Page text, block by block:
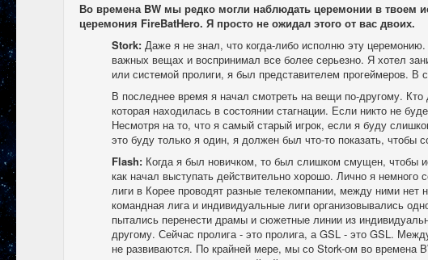
Во времена BW мы редко могли наблюдать церемонии в твоем
церемония FireBatHero. Я просто не ожидал этого от вас двоих.
Stork:Даже я не знал, что когда-либо исполню эту
важных вещах и воспринимал все более серьезно. Я хотел
или системой пролиги, я был представителем прогеймеров. В
В последнее время я начал смотреть на вещи по-другому.
которая находилась в состоянии стагнации. Если никто не
Несмотря на то, что я самый старый игрок, если я буду
это буду только я один, я должен был что-то показать, чтобы
Flash: Когда я был новичком, то был слишком смущен, чтобы
как начал выступать действительно хорошо. Лично я
лиги в Корее проводят разные телекомпании, между ними нет
командная лига и индивидуальные лиги организовывались
пытались перенести драмы и сюжетные линии из
другому. Сейчас пролига - это пролига, а GSL - это GSL.
не развиваются. По крайней мере, мы со Stork-ом во времена